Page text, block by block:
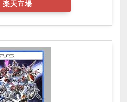
楽天市場